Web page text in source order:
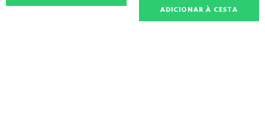
ADICIONAR À CESTA